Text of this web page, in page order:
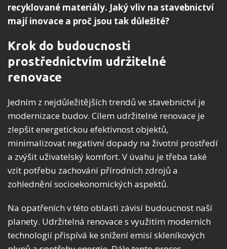
recyklované materiály. Jaký vliv na stavebnictví
mají inovace a proč jsou tak důležité?
Krok do budoucnosti
prostřednictvím udržitelné
renovace
Jedním z nejdůležitějších trendů ve stavebnictví je
modernizace budov. Cílem udržitelné renovace je
zlepšit energetickou efektivnost objektů,
minimalizovat negativní dopady na životní prostředí
a zvýšit uživatelský komfort. V úvahu je třeba také
vzít potřebu zachování přírodních zdrojů a
zohlednění socioekonomických aspektů.
Na opatřeních v této oblasti závisí budoucnost naší
planety. Udržitelná renovace s využitím moderních
technologií přispívá ke snížení emisí skleníkových